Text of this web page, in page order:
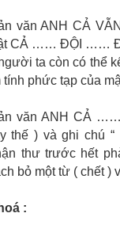
văn ANH CẢ
CẢ …… ĐỘI ……
ta còn có thể
tính phức tạp của
văn ANH CẢ
thế ) và ghi chú
thư trước hết
bỏ một từ ( chết )
: